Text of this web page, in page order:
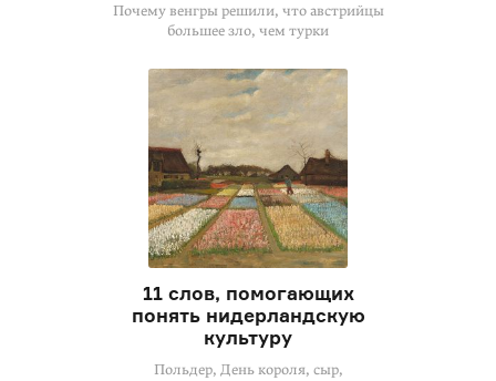
Почему венгры решили, что австрийцы
большее зло, чем турки
11 слов, помогающих
понять нидерландскую
культуру
Польдер, День короля, сыр,